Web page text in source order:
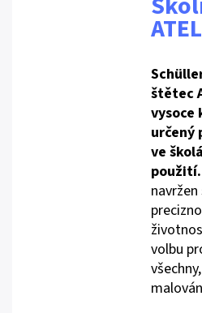
štětec
určený
ve
použití.
volbu